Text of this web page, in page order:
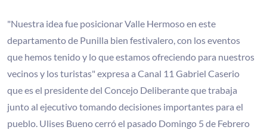
"Nuestra idea fue posicionar Valle Hermoso en este
departamento de Punilla bien festivalero, con los eventos
que hemos tenido y lo que estamos ofreciendo para nuestros
vecinos y los turistas" expresa a Canal 11 Gabriel Caserio
que es el presidente del Concejo Deliberante que trabaja
junto al ejecutivo tomando decisiones importantes para el
pueblo. Ulises Bueno cerró el pasado Domingo 5 de Febrero